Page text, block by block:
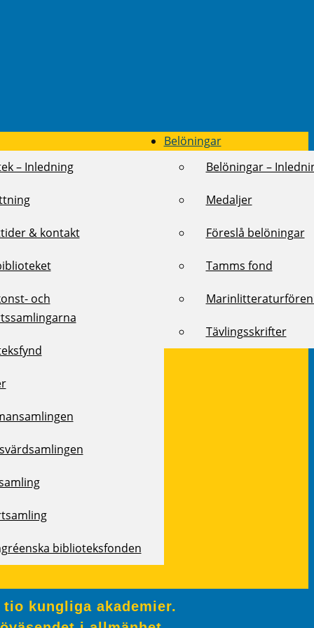
– Inledning
& kontakt
och
biblioteksfonden
Belöningar
Belöningar –
Medaljer
Föreslå belöningar
Tamms fond
Tävlingsskrifter
kungliga akademier.